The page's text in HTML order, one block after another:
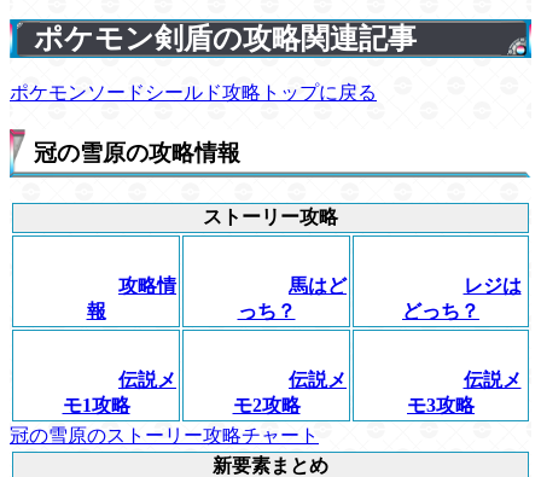
ポケモン剣盾の攻略関連記事
ポケモンソードシールド攻略トップに戻る
冠の雪原の攻略情報
ストーリー攻略
攻略情
報
馬はど
っち？
レジは
どっち？
伝説メ
モ1攻略
伝説メ
モ2攻略
伝説メ
モ3攻略
冠の雪原のストーリー攻略チャート
新要素まとめ